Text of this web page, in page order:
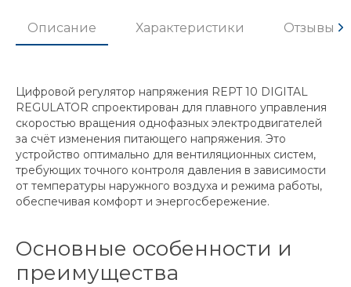
Описание Характеристики Отзывы
Цифровой регулятор напряжения REPT 10 DIGITAL
REGULATOR спроектирован для плавного управления
скоростью вращения однофазных электродвигателей
за счёт изменения питающего напряжения. Это
устройство оптимально для вентиляционных систем,
требующих точного контроля давления в зависимости
от температуры наружного воздуха и режима работы,
обеспечивая комфорт и энергосбережение.
Основные особенности и
преимущества